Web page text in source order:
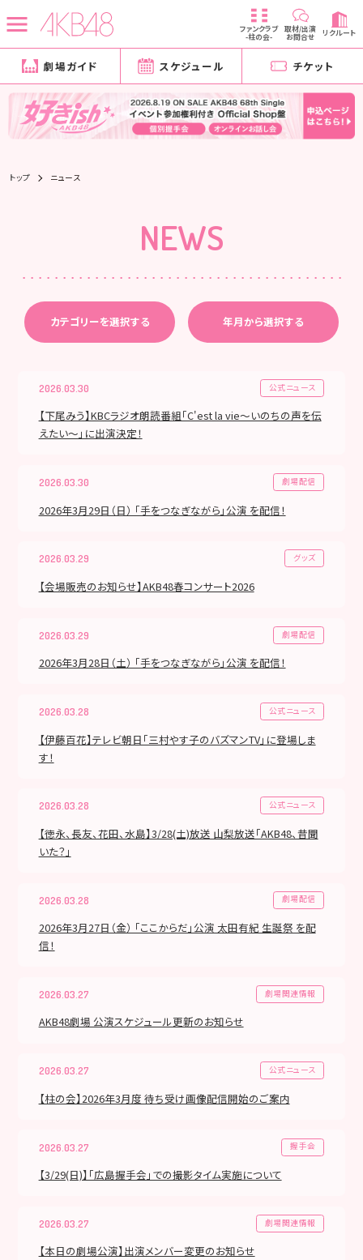
ファンクラブ
-柱の会-
取材/出演
お問合せ リクルート
劇場ガイド スケジュール チケット
トップ ニュース
NEWS
カテゴリーを選択する 年月から選択する
2026.03.30 公式ニュース
【下尾みう】KBCラジオ朗読番組「C'est la vie〜いのちの声を伝
えたい〜」に出演決定！
2026.03.30 劇場配信
2026年3月29日（日） 「手をつなぎながら」公演 を配信！
2026.03.29 グッズ
【会場販売のお知らせ】AKB48春コンサート2026
2026.03.29 劇場配信
2026年3月28日（土） 「手をつなぎながら」公演 を配信！
2026.03.28 公式ニュース
【伊藤百花】テレビ朝日「三村やす子のバズマンTV」に登場しま
す！
2026.03.28 公式ニュース
【徳永、長友、花田、水島】3/28(土)放送 山梨放送「AKB48、昔聞
いた？」
2026.03.28 劇場配信
2026年3月27日（金） 「ここからだ」公演 太田有紀 生誕祭 を配
信！
2026.03.27 劇場関連情報
AKB48劇場 公演スケジュール更新のお知らせ
2026.03.27 公式ニュース
【柱の会】2026年3月度 待ち受け画像配信開始のご案内
2026.03.27 握手会
【3/29(日)】「広島握手会」での撮影タイム実施について
2026.03.27 劇場関連情報
【本日の劇場公演】出演メンバー変更のお知らせ